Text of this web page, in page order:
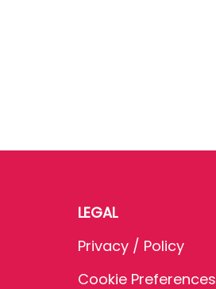
LEGAL
Privacy / Policy
Cookie Preferences